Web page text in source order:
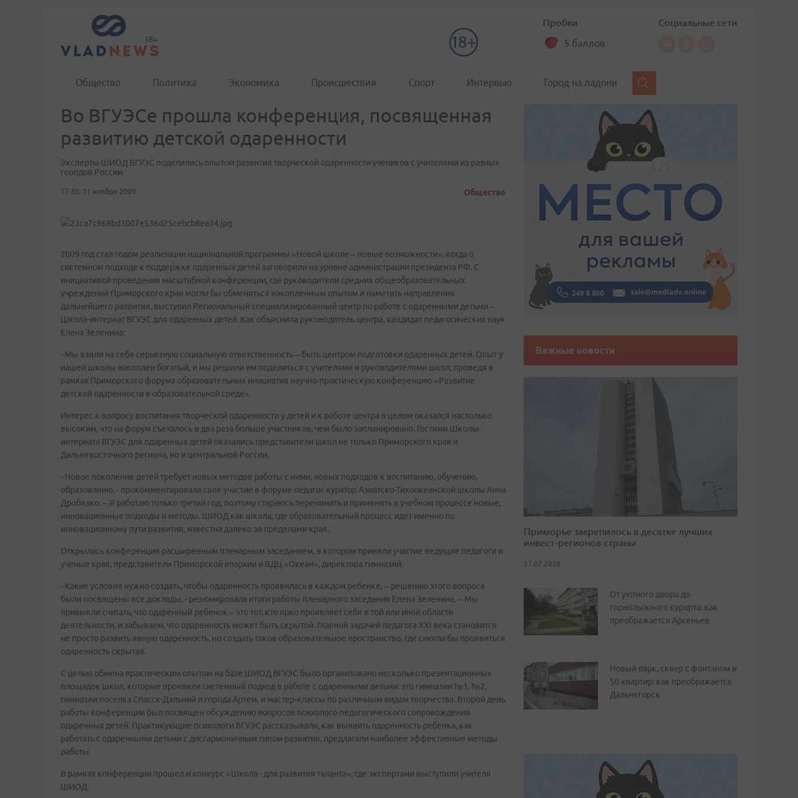
Пробки
5 баллов
Социальные сети
Общество Политика Экономика Происшествия Спорт Интервью Город на ладони
Во ВГУЭСе прошла конференция, посвященная
развитию детской одаренности
Эксперты ШИОД ВГУЭС поделились опытом развития творческой одаренности учеников с учителями из разных
городов России.
17:30, 11 ноября 2009 Общество
2009 год стал годом реализации национальной программы «Новой школе – новые возможности», когда о
системном подходе к поддержке одаренных детей заговорили на уровне администрации президента РФ. С
инициативой проведения масштабной конференции, где руководители средних общеобразовательных
учреждений Приморского края могли бы обменяться накопленным опытом и наметить направления
дальнейшего развития, выступил Региональный специализированный центр по работе с одаренными детьми –
Школа-интернат ВГУЭС для одаренных детей. Как объяснила руководитель центра, кандидат педагогических наук
Елена Зеленина:
- Мы взяли на себя серьезную социальную ответственность – быть центром подготовки одаренных детей. Опыт у
нашей школы накоплен богатый, и мы решили им поделиться с учителями и руководителями школ, проведя в
рамках Приморского форума образовательных инициатив научно-практическую конференцию «Развитие
детской одаренности в образовательной среде».
Интерес к вопросу воспитания творческой одаренности у детей и к работе центра в целом оказался настолько
высоким, что на форум съехалось в два раза больше участников, чем было запланировано. Гостями Школы-
интерната ВГУЭС для одаренных детей оказались представители школ не только Приморского края и
Дальневосточного региона, но и центральной России.
- Новое поколение детей требует новых методов работы с ними, новых подходов к воспитанию, обучению,
образованию, - прокомментировала свое участие в форуме педагог-куратор Азиатско-Тихоокеанской школы Анна
Дробязко. – Я работаю только третий год, поэтому стараюсь перенимать и применять в учебном процессе новые,
инновационные подходы и методы. ШИОД как школа, где образовательный процесс идет именно по
инновационному пути развития, известна далеко за пределами края.
Открылась конференция расширенным пленарным заседанием, в котором приняли участие ведущие педагоги и
ученые края, представители Приморской епархии и ВДЦ «Океан», директора гимназий.
- Какие условия нужно создать, чтобы одаренность проявилась в каждом ребенке, – решению этого вопроса
были посвящены все доклады, - резюмировала итоги работы пленарного заседания Елена Зеленина. – Мы
привыкли считать, что одаренный ребенок – это тот, кто ярко проявляет себя в той или иной области
деятельности, и забываем, что одаренность может быть скрытой. Главной задачей педагога XXI века становится
не просто развить явную одаренность, но создать такое образовательное пространство, где смогла бы проявиться
одаренность скрытая.
С целью обмена практическим опытом на базе ШИОД ВГУЭС было организовано несколько презентационных
площадок школ, которые проявили системный подход в работе с одаренными детьми: это гимназии №1, №2,
гимназии поселка Спасск-Дальний и города Артем, и мастер-классы по различным видам творчества. Второй день
работы конференции был посвящен обсуждению вопросов психолого-педагогического сопровождения
одаренных детей. Практикующие психологи ВГУЭС рассказывали, как выявить одаренность ребенка, как
работать с одаренными детьми с дисгармоничным типом развития, предлагали наиболее эффективные методы
работы.
В рамках конференции прошел и конкурс «Школа - для развития таланта», где экспертами выступили учителя
ШИОД.
Важные новости
Приморье закрепилось в десятке лучших
инвест-регионов страны
17.07.2026
От уютного двора до
горнолыжного курорта: как
преображается Арсеньев
Новый парк, сквер с фонтаном и
50 квартир: как преображается
Дальнегорск